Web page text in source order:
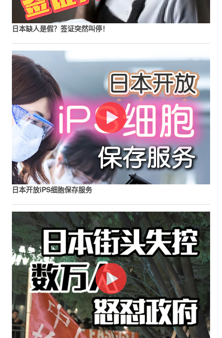
日本缺人是假？签证突然叫停！
日本开放iPS细胞保存服务